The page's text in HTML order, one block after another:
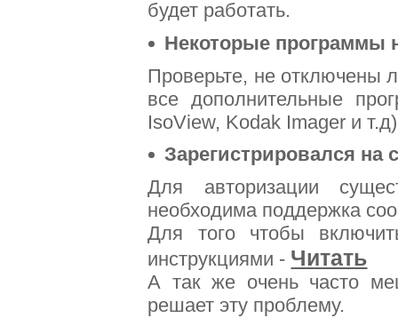
будет работать.
Некоторые программы
Проверьте, не отключены
все дополнительные
IsoView, Kodak Imager и
Зарегистрировался на
Для авторизации
необходима поддержка
Для того чтобы
инструкциями - Читать
А так же очень часто
решает эту проблему.